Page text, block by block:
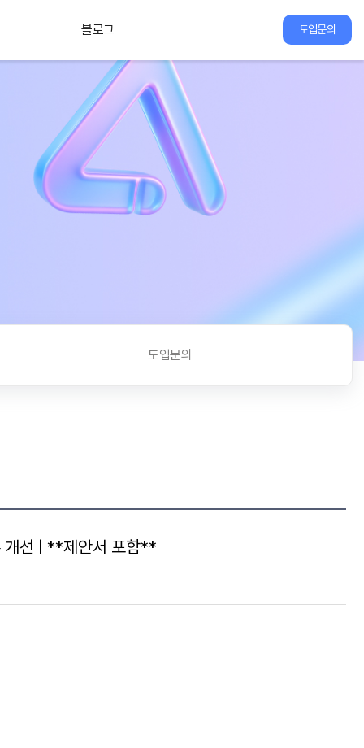
블로그 도입문의
도입문의
개선 | **제안서 포함**